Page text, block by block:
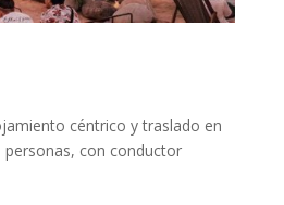
céntrico y traslado en
con conductor